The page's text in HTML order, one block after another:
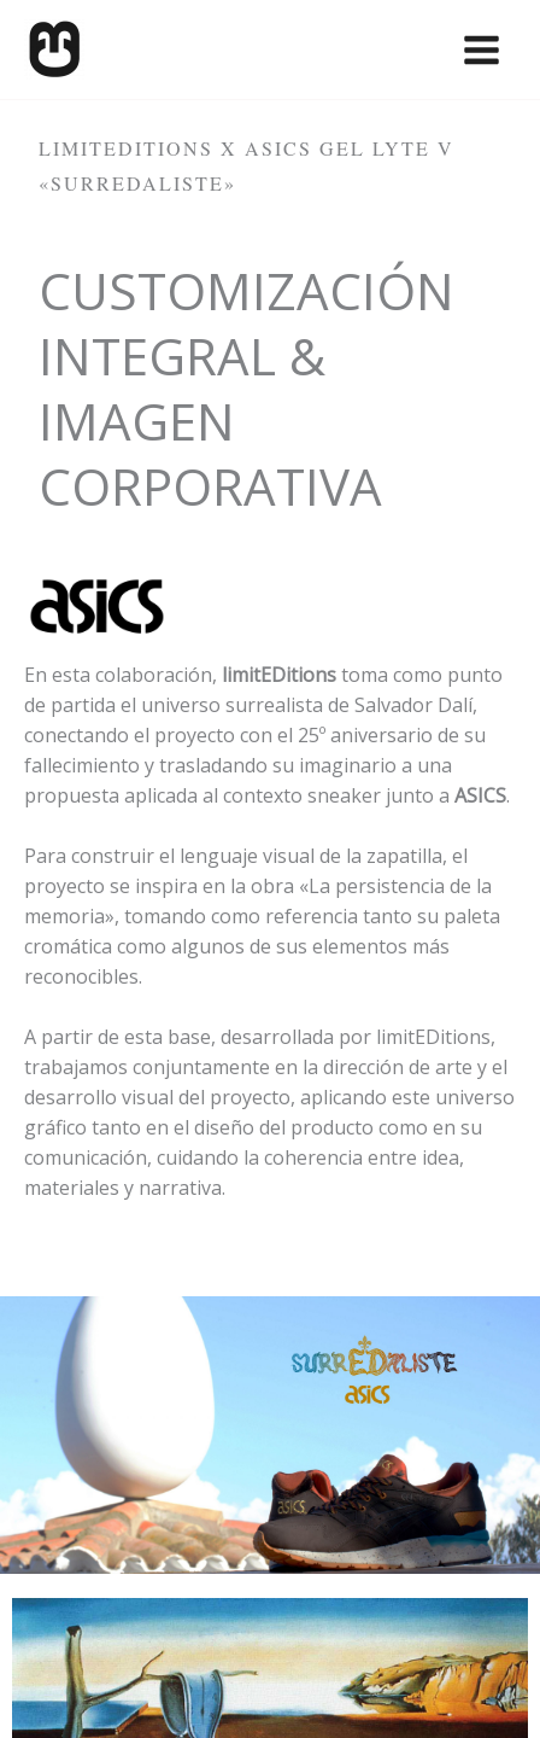
content
LIMITEDITIONS X ASICS GEL LYTE V
«SURREDALISTE»
CUSTOMIZACIÓN
INTEGRAL &
IMAGEN
CORPORATIVA
En esta colaboración, limitEDitionstoma como punto
de partida el universo surrealista de Salvador Dalí,
conectando el proyecto con el 25º aniversario de su
fallecimiento y trasladando su imaginario a una
propuesta aplicada al contexto sneaker junto a ASICS.
Para construir el lenguaje visual de la zapatilla, el
proyecto se inspira en la obra «La persistencia de la
memoria», tomando como referencia tanto su paleta
cromática como algunos de sus elementos más
reconocibles.
A partir de esta base, desarrollada por limitEDitions,
trabajamos conjuntamente en la dirección de arte y el
desarrollo visual del proyecto, aplicando este universo
gráfico tanto en el diseño del producto como en su
comunicación, cuidando la coherencia entre idea,
materiales y narrativa.